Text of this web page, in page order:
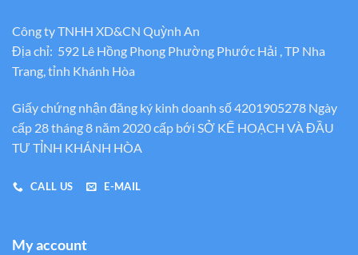
Công ty TNHH XD&CN Quỳnh An
Địa chỉ: 592 Lê Hồng Phong Phường Phước Hải , TP Nha
Trang, tỉnh Khánh Hòa
Giấy chứng nhận đăng ký kinh doanh số 4201905278 Ngày
cấp 28 tháng 8 năm 2020 cấp bới SỞ KẾ HOẠCH VÀ ĐẦU
TƯ TỈNH KHÁNH HÒA
CALL US E-MAIL
My account